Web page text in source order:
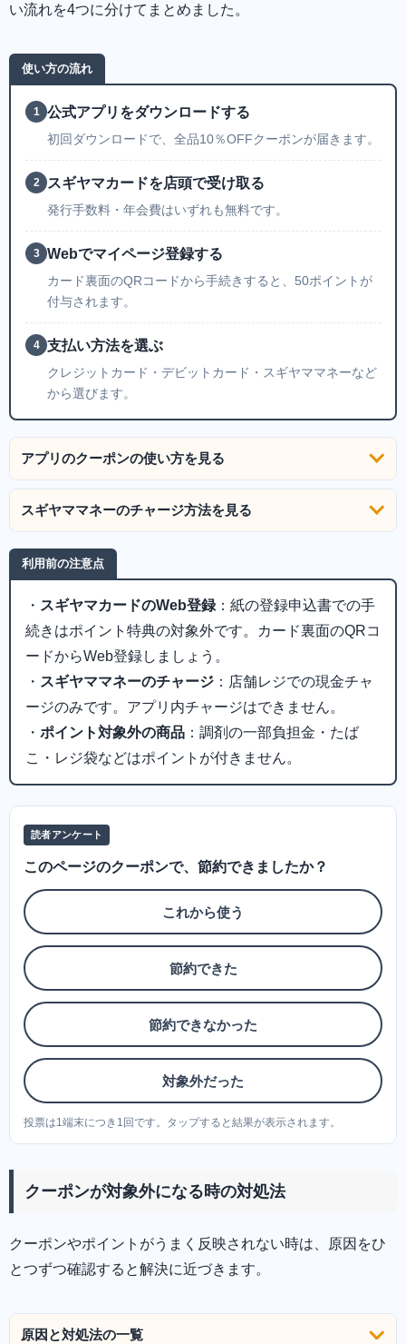
い流れを4つに分けてまとめました。
使い方の流れ
1 公式アプリをダウンロードする
初回ダウンロードで、全品10％OFFクーポンが届きます。
2 スギヤマカードを店頭で受け取る
発行手数料・年会費はいずれも無料です。
3 Webでマイページ登録する
カード裏面のQRコードから手続きすると、50ポイントが
付与されます。
4 支払い方法を選ぶ
クレジットカード・デビットカード・スギヤママネーなど
から選びます。
アプリのクーポンの使い方を見る
スギヤママネーのチャージ方法を見る
利用前の注意点
・ スギヤマカードのWeb登録：紙の登録申込書での手
続きはポイント特典の対象外です。カード裏面のQRコ
ードからWeb登録しましょう。
・ スギヤママネーのチャージ ：店舗レジでの現金チャ
ージのみです。アプリ内チャージはできません。
・ ポイント対象外の商品 ：調剤の一部負担金・たば
こ・レジ袋などはポイントが付きません。
読者アンケート
このページのクーポンで、節約できましたか？
これから使う
節約できた
節約できなかった
対象外だった
投票は1端末につき1回です。タップすると結果が表示されます。
クーポンが対象外になる時の対処法
クーポンやポイントがうまく反映されない時は、原因をひ
とつずつ確認すると解決に近づきます。
原因と対処法の一覧